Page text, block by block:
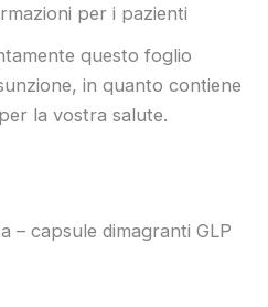
per i pazienti
questo foglio
in quanto contiene
la vostra salute.
– capsule dimagranti GLP